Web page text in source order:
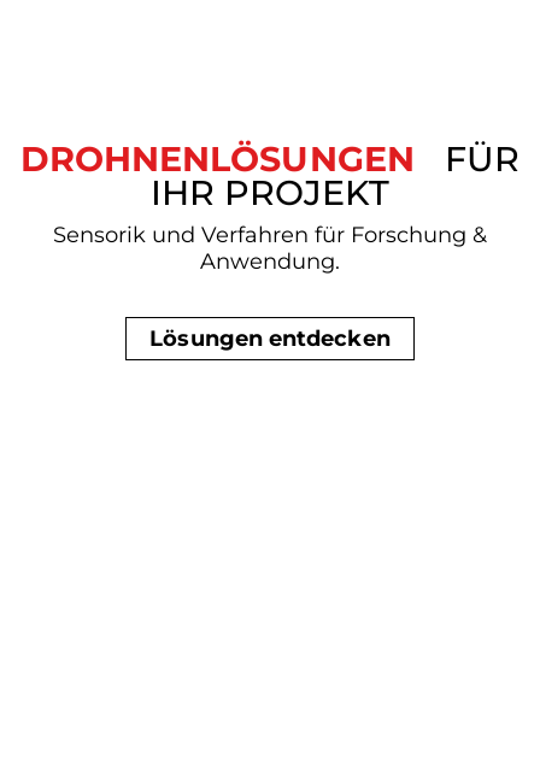
DROHNENLÖSUNGEN
FÜR
IHR PROJEKT
Sensorik und Verfahren für Forschung &
Anwendung.
Lösungen entdecken